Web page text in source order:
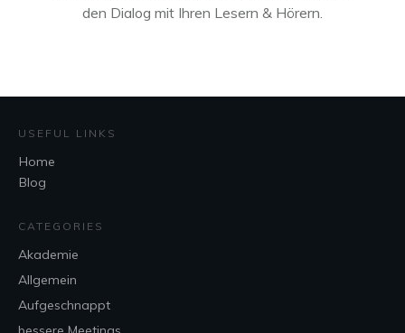
den Dialog mit Ihren Lesern & Hörern.
USEFUL LINKS
Home
Blog
CATEGORIES
Akademie
Allgemein
Aufgeschnappt